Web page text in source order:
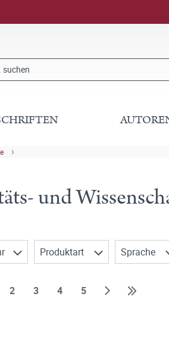
und
Produktart Sprache
2 3 4 5